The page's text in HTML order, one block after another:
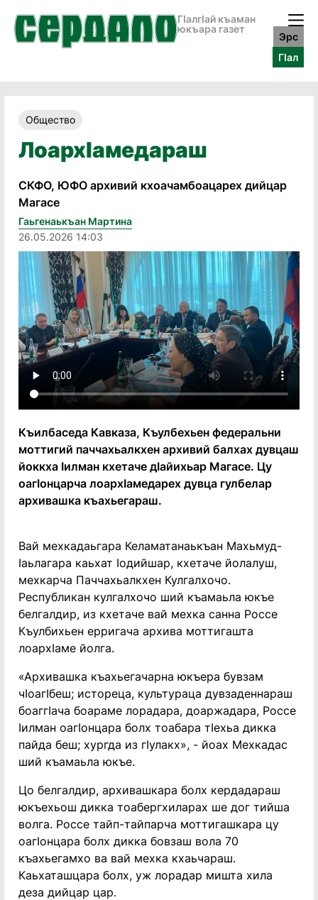
ГӀалгӀай къаман
юкъара газет
Эрс
ГӀал
Общество
ЛоархIамедараш
СКФО, ЮФО архивий кхоачамбоацарех дийцар
Магасе
Гаьгенаькъан Мартина
26.05.2026 14:03
Къилбаседа Кавказа, Къулбехьен федеральни
моттигий паччахьалкхен архивий балхах дувцаш
йоккха Iилман кхетаче дIайихьар Магасе. Цу
оагIонцарча лоархIамедарех дувца гулбелар
архивашка къахьегараш.
Вай мехкадаьгара Келаматанаькъан Махьмуд-
Iаьлагара каьхат Iодийшар, кхетаче йолалуш,
мехкарча Паччахьалкхен Кулгалхочо.
Республикан кулгалхочо ший къамаьла юкъе
белгалдир, из кхетаче вай мехка санна Россе
Къулбихьен ерригача архива моттигашта
лоархIаме йолга.
«Архивашка къахьегачарна юкъера бувзам
чIоагIбеш; истореца, культураца дувзаденнараш
боаггIача боараме лорадара, доаржадара, Россе
Iилман оагIонцара болх тоабара тIехьа дикка
пайда беш; хургда из гIулакх», - йоах Мехкадас
ший къамаьла юкъе.
Цо белгалдир, архивашкара болх кердадараш
юкъехьош дикка тоабергхиларах ше дог тийша
волга. Россе тайп-тайпарча моттигашкара цу
оагIонцара болх дикка бовзаш вола 70
къахьегамхо ва вай мехка кхаьчараш.
Каьхаташцара болх, уж лорадар мишта хила
деза дийцар цар.